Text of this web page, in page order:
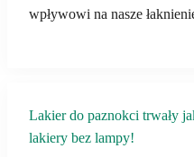
wpływowi na nasze
Lakier do paznokci trwały
lakiery bez lampy!